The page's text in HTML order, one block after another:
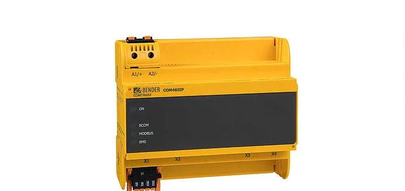
Comunicación
Sistemas de Gestión y alarma
Transformadores de corriente
Otros componentes
Controlador de carga